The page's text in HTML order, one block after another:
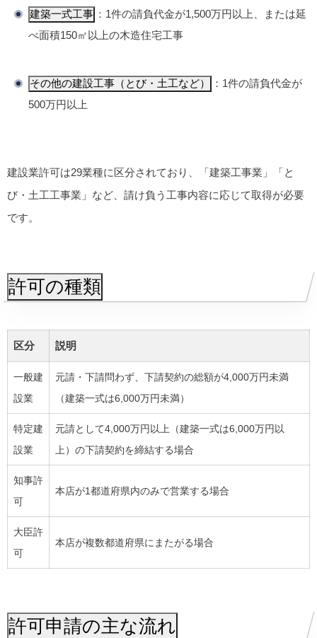
建築一式工事 ：1件の請負代金が1,500万円以上、または延
べ面積150㎡以上の木造住宅工事
その他の建設工事（とび・土工など）
：1件の請負代金が
500万円以上
建設業許可は29業種に区分されており、「建築工事業」「と
び・土工工事業」など、請け負う工事内容に応じて取得が必要
です。
許可の種類
区分 説明
一般建
設業
元請・下請問わず、下請契約の総額が4,000万円未満
（建築一式は6,000万円未満）
特定建
設業
元請として4,000万円以上（建築一式は6,000万円以
上）の下請契約を締結する場合
知事許
可
本店が1都道府県内のみで営業する場合
大臣許
可
本店が複数都道府県にまたがる場合
許可申請の主な流れ